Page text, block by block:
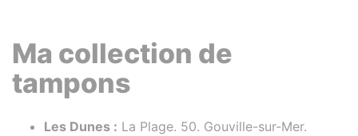
Ma collection de
tampons
Les Dunes : La Plage. 50. Gouville-sur-Mer.